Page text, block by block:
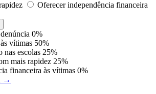
Oferecer independência financeira
0%
vítimas 50%
nas escolas 25%
mais rapidez 25%
financeira às vítimas 0%
→